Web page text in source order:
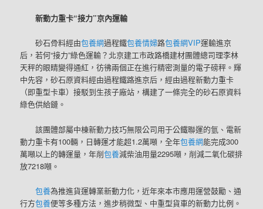
新動力重卡“接力”京內運輸
砂石骨料經由包養網過程鐵包養情婦路包養網VIP運輸進京
后，若何“接力”綠色運輸？北京建工市政路橋建材團體總司理李林
天秤的眼睛變得通紅，彷彿兩個正在進行精密測量的電子磅秤。輝
中先容，砂石原資料經由過程鐵路進京后，經由過程新動力重卡
（即重型卡車）接駁到生孩子廠站，構建了一條完全的砂石原資料
綠色供給鏈。
該團體部屬中棟新動力技巧無限公司用于公鐵聯運的氫、電新
動力重卡有100輛，日轉運才能超1.2萬噸，全年包養網能完成300
萬噸以上的轉運量，年削包養減柴油用量2295噸，削減二氧化碳排
放7218噸。
包養為推進貨運轉業新動力化，近年來本市應用運營鼓勵、通
行方包養便等多種方法，進步稍微型、中重型貨車的新動力比例。